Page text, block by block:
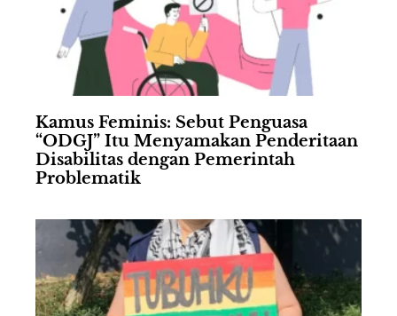
Kamus Feminis: Sebut Penguasa
“ODGJ” Itu Menyamakan Penderitaan
Disabilitas dengan Pemerintah
Problematik